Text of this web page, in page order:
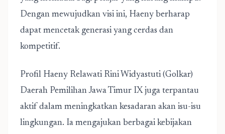
Dengan mewujudkan visi ini, Haeny berharap
dapat mencetak generasi yang cerdas dan
kompetitif.
Profil Haeny Relawati Rini Widyastuti (Golkar)
Daerah Pemilihan Jawa Timur IXjuga terpantau
aktif dalam meningkatkan kesadaran akan isu-isu
lingkungan. Ia mengajukan berbagai kebijakan